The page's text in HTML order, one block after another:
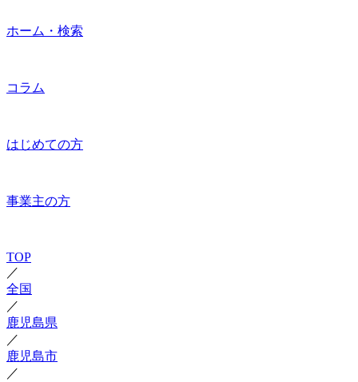
ホーム・検索
コラム
はじめての方
事業主の方
TOP
／
全国
／
鹿児島県
／
鹿児島市
／